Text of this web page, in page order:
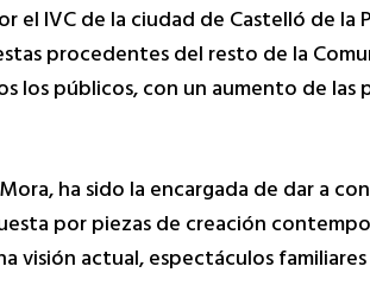
IVC de la ciudad de Castelló de la
procedentes del resto de la
públicos, con un aumento de las
ha sido la encargada de dar a
por piezas de creación
visión actual, espectáculos